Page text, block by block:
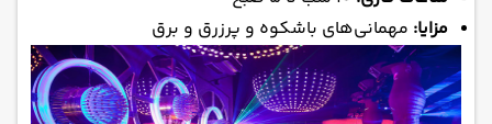
مزایا: مهمانی‌های باشکوه و پرزرق و برق